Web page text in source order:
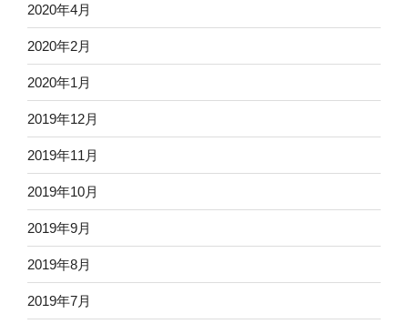
2020年4月
2020年2月
2020年1月
2019年12月
2019年11月
2019年10月
2019年9月
2019年8月
2019年7月